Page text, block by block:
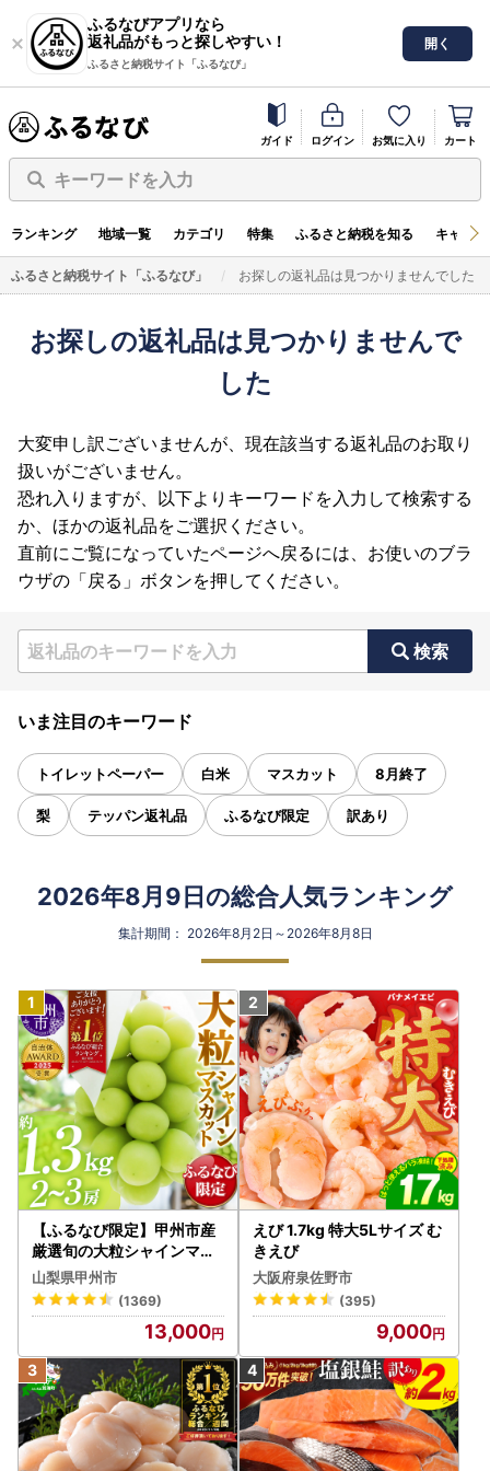
ふるなびアプリなら
返礼品がもっと探しやすい！
ふるさと納税サイト「ふるなび」
開く
ガイド ログイン お気に入り カート
キーワードを入力
ランキング 地域一覧 カテゴリ 特集 ふるさと納税を知る キャン
ふるさと納税サイト「ふるなび」 お探しの返礼品は見つかりませんでした
お探しの返礼品は見つかりませんで
した
大変申し訳ございませんが、現在該当する返礼品のお取り
扱いがございません。
恐れ入りますが、以下よりキーワードを入力して検索する
か、ほかの返礼品をご選択ください。
直前にご覧になっていたページへ戻るには、お使いのブラ
ウザの「戻る」ボタンを押してください。
検索
いま注目のキーワード
トイレットペーパー 白米 マスカット 8月終了
梨 テッパン返礼品 ふるなび限定 訳あり
2026年8月9日の総合人気ランキング
集計期間： 2026年8月2日～2026年8月8日
【ふるなび限定】甲州市産
厳選旬の大粒シャインマス
カット 約1.3kg 2～3房【2
026年発送】（MG）B12-
472 FN-Limited-VO シャ
インマスカット フルーツ
山梨県甲州市
(1369)
13,000
えび 1.7kg 特大5Lサイズ む
きえび
大阪府泉佐野市
(395)
9,000